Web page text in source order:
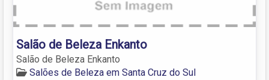
Salão de Beleza Enkanto
Salão de Beleza Enkanto
Salões de Beleza em Santa Cruz do Sul